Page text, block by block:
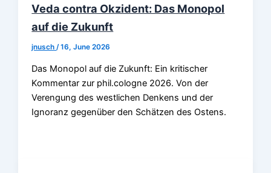
Veda contra Okzident: Das Monopol
auf die Zukunft
jnusch/16, June 2026
Das Monopol auf die Zukunft: Ein kritischer
Kommentar zur phil.cologne 2026. Von der
Verengung des westlichen Denkens und der
Ignoranz gegenüber den Schätzen des Ostens.